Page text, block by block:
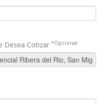
Desea Cotizar *Opcional